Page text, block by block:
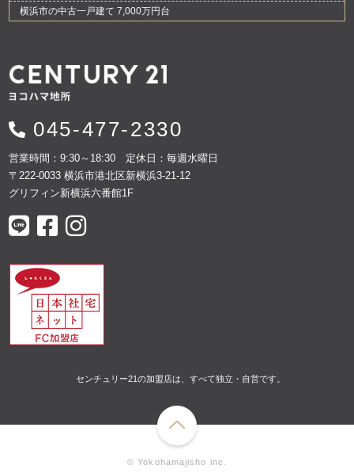
横浜市の中古一戸建て 7,000万円台
045-477-2330
営業時間：9:30～18:30 定休日：毎週水曜日
〒222-0033 横浜市港北区新横浜3-21-12
グリフィン新横浜六番館1F
センチュリー21の加盟店は、すべて独立・自営です。
© Yokohamajisho inc.